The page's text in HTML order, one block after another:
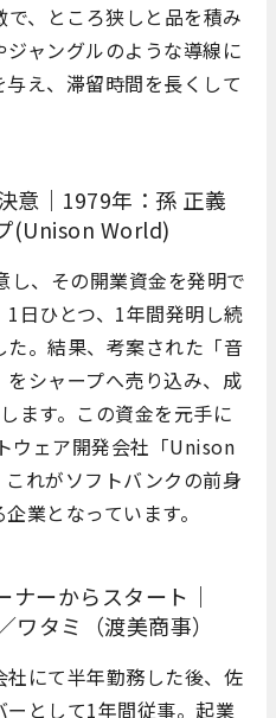
、ところ狭しと品を積み
ャングルのような導線に
え、滞留時間を長くして
意｜1979年：孫 正義
(Unison World)
し、その開業資金を発明で
日ひとつ、1年間発明し続
。結果、考案された「音
シャープへ売り込み、成
ます。この資金を元手に
ウェア開発会社「Unison
れがソフトバンクの前身
業となっています。
ナーからスタート｜
タミ（渡美商事）
にて半年勤務した後、佐
として1年間従事。起業